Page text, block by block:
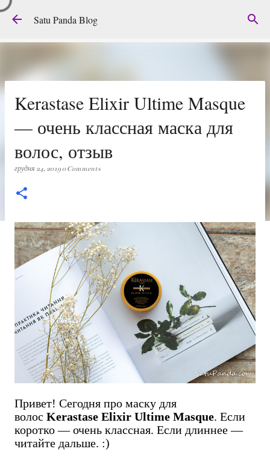
Перейти до основного вмісту
Satu Panda Blog
Kerastase Elixir Ultime Masque
— очень классная маска для
волос, отзыв
грудня 24, 20190 Comments
Привет! Сегодня про маску для
волос Kerastase Elixir Ultime Masque. Если
коротко — очень классная. Если длиннее —
читайте дальше. :)